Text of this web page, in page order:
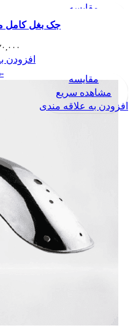
مقایسه
جک بغل کامل
افزودن
-9%
مقایسه
مشاهده سریع
افزودن به علاقه مندی